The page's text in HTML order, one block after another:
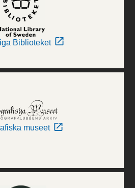
Biblioteket
museet